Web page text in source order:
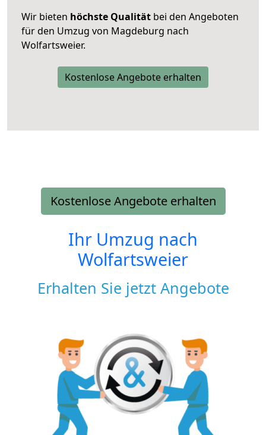
Wir bieten höchste Qualität bei den Angeboten
für den Umzug von Magdeburg nach
Wolfartsweier.
Kostenlose Angebote erhalten
Kostenlose Angebote erhalten
Ihr Umzug nach
Wolfartsweier
Erhalten Sie jetzt Angebote